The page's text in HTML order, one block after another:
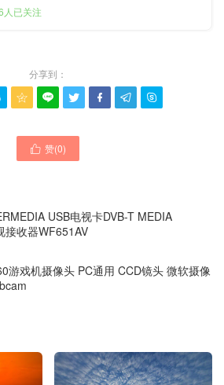
人已关注
分享到：
     
 赞(0)
USB电视卡DVB-T MEDIA
接收器WF651AV
游戏机摄像头 PC通用 CCD镜头 微软摄像